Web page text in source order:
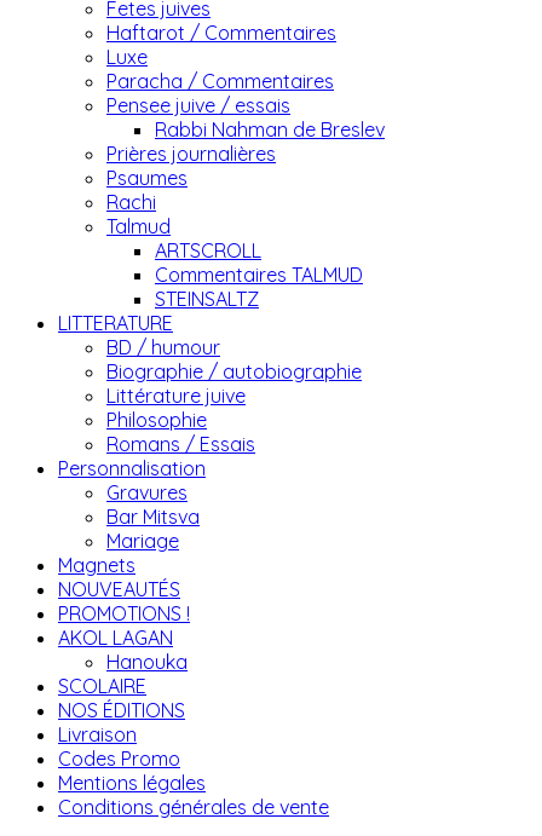
Fetes juives
Haftarot / Commentaires
Luxe
Paracha / Commentaires
Pensee juive / essais
Rabbi Nahman de Breslev
Prières journalières
Psaumes
Rachi
Talmud
ARTSCROLL
Commentaires TALMUD
STEINSALTZ
LITTERATURE
BD / humour
Biographie / autobiographie
Littérature juive
Philosophie
Romans / Essais
Personnalisation
Gravures
Bar Mitsva
Mariage
Magnets
NOUVEAUTÉS
PROMOTIONS !
AKOL LAGAN
Hanouka
SCOLAIRE
NOS ÉDITIONS
Livraison
Codes Promo
Mentions légales
Conditions générales de vente